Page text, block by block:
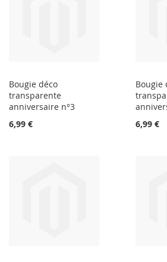
Bougie déco
transparente
anniversaire n°3
6,99 €
Bougie
6,99 €